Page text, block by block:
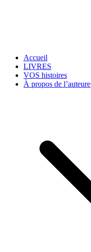
Accueil
LIVRES
VOS histoires
À propos de l’auteure